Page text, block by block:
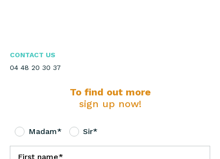
CONTACT US
04 48 20 30 37
To find out more
sign up now!
Madam* Sir*